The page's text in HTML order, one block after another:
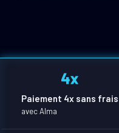
Paiement 4x sans frais
avec Alma